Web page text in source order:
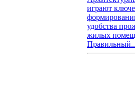
играют
удобства
жилых